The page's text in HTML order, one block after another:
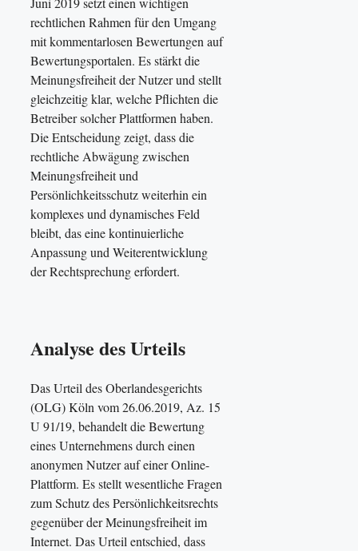
rechtlichen Rahmen für den Umgang
mit kommentarlosen Bewertungen auf
Bewertungsportalen. Es stärkt die
Meinungsfreiheit der Nutzer und stellt
gleichzeitig klar, welche Pflichten die
Betreiber solcher Plattformen haben.
Die Entscheidung zeigt, dass die
rechtliche Abwägung zwischen
Meinungsfreiheit und
Persönlichkeitsschutz weiterhin ein
komplexes und dynamisches Feld
bleibt, das eine kontinuierliche
Anpassung und Weiterentwicklung
der Rechtsprechung erfordert.
Analyse des Urteils
Das Urteil des Oberlandesgerichts
(OLG) Köln vom 26.06.2019, Az. 15
U 91/19, behandelt die Bewertung
eines Unternehmens durch einen
anonymen Nutzer auf einer Online-
Plattform. Es stellt wesentliche Fragen
zum Schutz des Persönlichkeitsrechts
gegenüber der Meinungsfreiheit im
Internet. Das Urteil entschied, dass